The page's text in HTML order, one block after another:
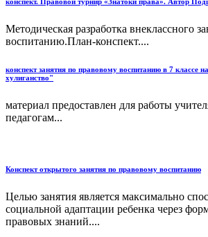
Методическая разработка внеклассного
воспитанию.План-конспект....
конспект занятия по правовому воспитанию в 7 классе
хулиганство"
материал предоставлен для работы
педагогам...
Конспект открытого занятия по правовому воспитанию
Целью занятия является максимально
социальной адаптации ребенка через
правовых знаний....